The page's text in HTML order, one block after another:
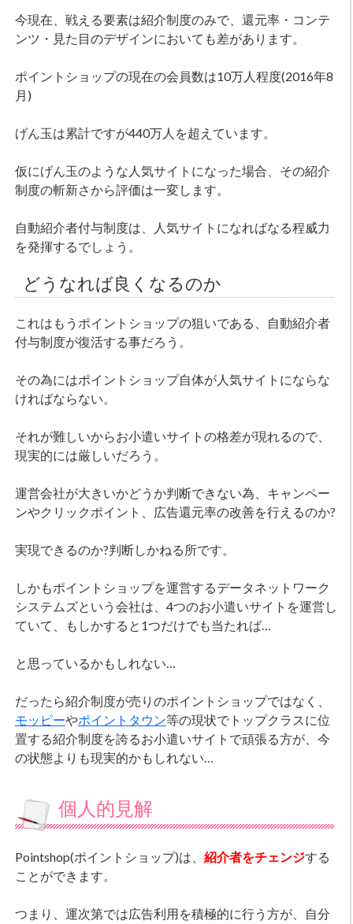
今現在、戦える要素は紹介制度のみで、還元率・コンテ
ンツ・見た目のデザインにおいても差があります。
ポイントショップの現在の会員数は10万人程度(2016年8
月)
げん玉は累計ですが440万人を超えています。
仮にげん玉のような人気サイトになった場合、その紹介
制度の斬新さから評価は一変します。
自動紹介者付与制度は、人気サイトになればなる程威力
を発揮するでしょう。
どうなれば良くなるのか
これはもうポイントショップの狙いである、自動紹介者
付与制度が復活する事だろう。
その為にはポイントショップ自体が人気サイトにならな
ければならない。
それが難しいからお小遣いサイトの格差が現れるので、
現実的には厳しいだろう。
運営会社が大きいかどうか判断できない為、キャンペー
ンやクリックポイント、広告還元率の改善を行えるのか?
実現できるのか?判断しかねる所です。
しかもポイントショップを運営するデータネットワーク
システムズという会社は、4つのお小遣いサイトを運営し
ていて、もしかすると1つだけでも当たれば…
と思っているかもしれない…
だったら紹介制度が売りのポイントショップではなく、
モッピーやポイントタウン等の現状でトップクラスに位
置する紹介制度を誇るお小遣いサイトで頑張る方が、今
の状態よりも現実的かもしれない…
個人的見解
Pointshop(ポイントショップ)は、 紹介者をチェンジする
ことができます。
つまり、運次第では広告利用を積極的に行う方が、自分